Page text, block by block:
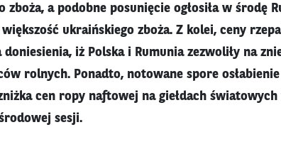
a podobne posunięcie ogłosiła w środę
ukraińskiego zboża. Z kolei, ceny
iż Polska i Rumunia zezwoliły na
rolnych. Ponadto, notowane spore
cen ropy naftowej na giełdach światowych
sesji.